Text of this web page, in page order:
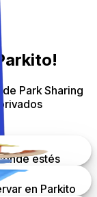
Park Sharing
estés
en Parkito